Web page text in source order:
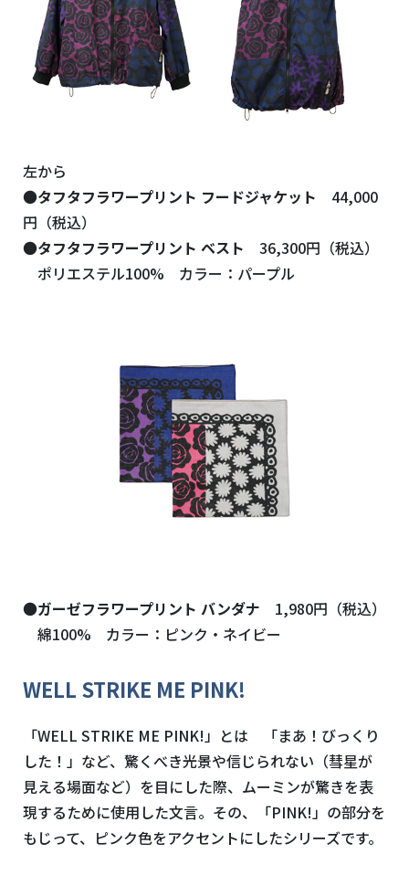
左から
●タフタフラワープリント フードジャケット 44,000
円（税込）
●タフタフラワープリント ベスト 36,300円（税込）
ポリエステル100% カラー：パープル
●ガーゼフラワープリント バンダナ 1,980円（税込）
綿100% カラー：ピンク・ネイビー
WELL STRIKE ME PINK!
「WELL STRIKE ME PINK!」とは 「まあ！びっくり
した！」など、驚くべき光景や信じられない（彗星が
見える場面など）を目にした際、ムーミンが驚きを表
現するために使用した文言。その、「PINK!」の部分を
もじって、ピンク色をアクセントにしたシリーズです。